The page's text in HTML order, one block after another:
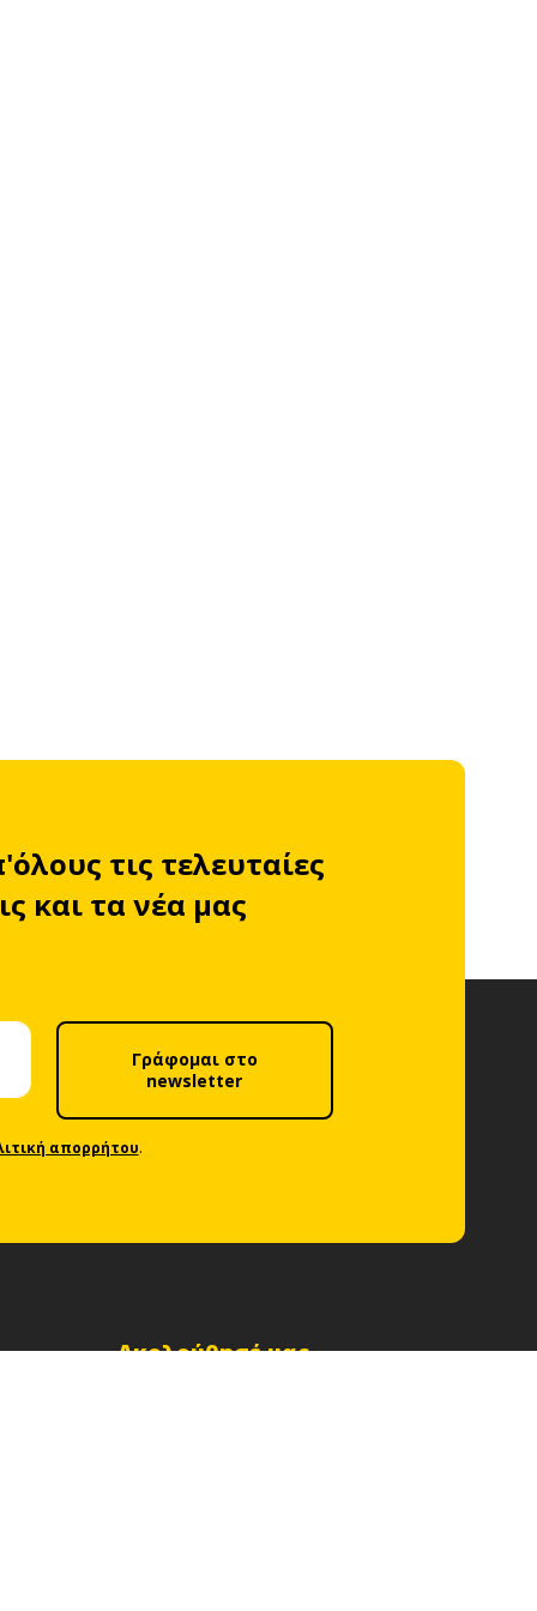
τις τελευταίες
και τα νέα μας
Γράφομαι στο
newsletter
απορρήτου.
Ακολούθησέ μας